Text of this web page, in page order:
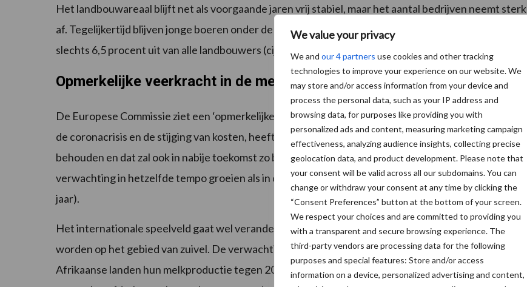
We value your privacy
We and our 4 partners use cookies and other tracking
technologies to improve your experience on our website. We
may store and/or access information from your device and
process the personal data, such as your IP address and
browsing data, for purposes like providing you with
personalized ads and content, measuring marketing campaign
effectiveness, analyzing audience insights, collecting precise
geolocation data, and product development. Please note that
your consent will be valid across all our subdomains. You can
change or withdraw your consent at any time by clicking the
“Consent Preferences” button at the bottom of your screen.
We respect your choices and are committed to providing you
with a transparent and secure browsing experience. The
third-party vendors are processing data for the following
purposes and special features: Store and/or access
information on a device, personalized advertising and content,
Het landbouwareaal blijft net als voorgaande jaren vrij stabiel, maar het aantal bedrijven neemt sterk
af. Tegelijkertijd blijven jonge boeren onder de 35 jaar nu en in de nabije toekomst schaars; zij maken
slechts 6,5 procent uit van alle landbouwers (cijfer uit 2020).
Opmerkelijke veerkracht in de melkveehouderij
De Europese Commissie ziet een ‘opmerkelijke veerkracht’ in de zuivelsector. Ondanks de inflatie,
de coronacrisis en de stijging van kosten, heeft de EU haar leidende positie als zuivelproducent
behouden en dat zal ook in nabije toekomst zo blijven. De wereldwijdemelkproductiezal naar
verwachting in hetzelfde tempo groeien als in de afgelopen tien jaar (een plus van 1,6 procent per
jaar).
Het internationale speelveld gaat wel veranderen, omdat landen en regio’s zelfvoorzienend willen
worden op het gebied van zuivel. De verwachting is dat met name Zuidoost-Aziatische en Noord-
Afrikaanse landen hun melkproductie tegen 2035 met ongeveer drie procent per jaar hebben